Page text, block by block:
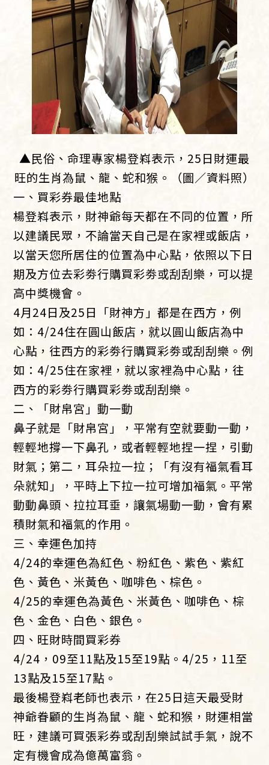
▲民俗、命理專家楊登嵙表示，25日財運最
旺的生肖為鼠、龍、蛇和猴。（圖／資料照）
一、買彩券最佳地點
楊登嵙表示，財神爺每天都在不同的位置，所
以建議民眾，不論當天自己是在家裡或飯店，
以當天您所居住的位置為中心點，依照以下日
期及方位去彩劵行購買彩劵或刮刮樂，可以提
高中獎機會。
4月24日及25日「財神方」都是在西方，例
如：4/24住在圓山飯店，就以圓山飯店為中
心點，往西方的彩劵行購買彩劵或刮刮樂。例
如：4/25住在家裡，就以家裡為中心點，往
西方的彩劵行購買彩劵或刮刮樂。
二、「財帛宮」動一動
鼻子就是「財帛宮」，平常有空就要動一動，
輕輕地撐一下鼻孔，或者輕輕地捏一捏，引動
財氣；第二，耳朵拉一拉；「有沒有福氣看耳
朵就知」，平時上下拉一拉可增加福氣。平常
動動鼻頭、拉拉耳垂，讓氣場動一動，會有累
積財氣和福氣的作用。
三、幸運色加持
4/24的幸運色為紅色、粉紅色、紫色、紫紅
色、黃色、米黃色、咖啡色、棕色。
4/25的幸運色為黃色、米黃色、咖啡色、棕
色、金色、白色、銀色。
四、旺財時間買彩券
4/24，09至11點及15至19點。4/25，11至
13點及15至17點。
最後楊登嵙老師也表示，在25日這天最受財
神爺眷顧的生肖為鼠、龍、蛇和猴，財運相當
旺，建議可買張彩券或刮刮樂試試手氣，說不
定有機會成為億萬富翁。